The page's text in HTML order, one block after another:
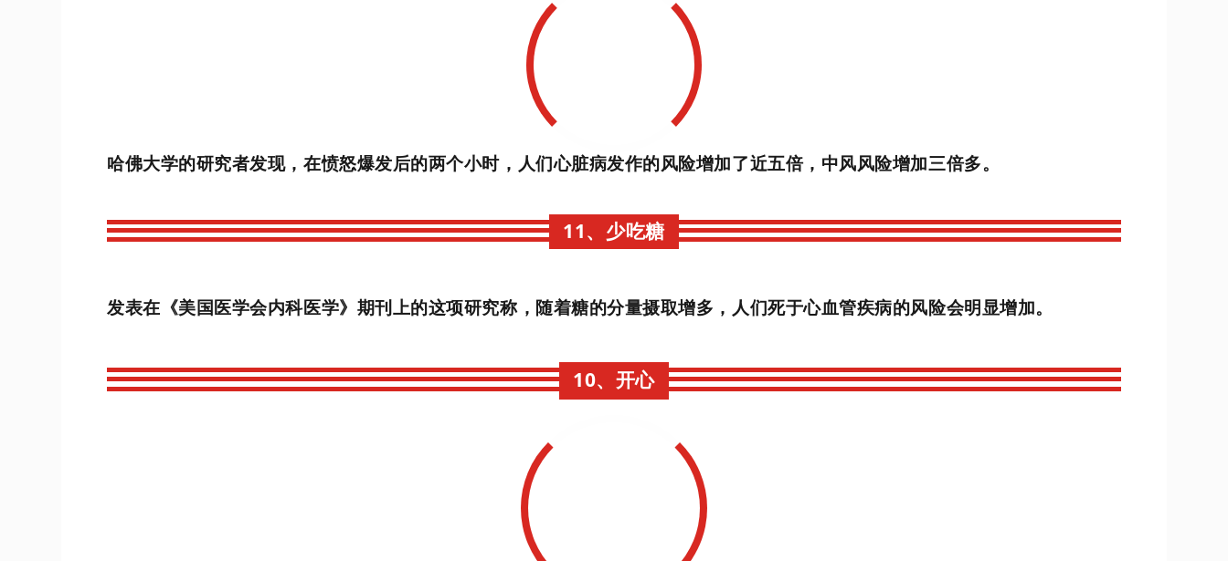
哈佛大学的研究者发现，在愤怒爆发后的两个小时，人们心脏病发作的风险增加了近五倍，中风风险增加三倍多。
11、少吃糖
发表在《美国医学会内科医学》期刊上的这项研究称，随着糖的分量摄取增多，人们死于心血管疾病的风险会明显增加。
10、开心